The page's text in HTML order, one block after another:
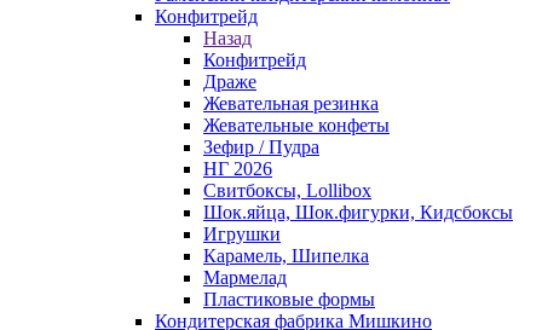
Конфитрейд
Назад
Конфитрейд
Драже
Жевательная резинка
Жевательные конфеты
Зефир / Пудра
НГ 2026
Свитбоксы, Lollibox
Шок.яйца, Шок.фигурки, Кидсбоксы
Игрушки
Карамель, Шипелка
Мармелад
Пластиковые формы
Кондитерская фабрика Мишкино